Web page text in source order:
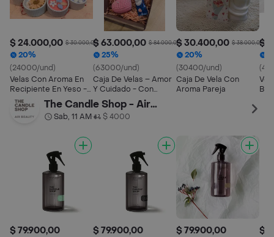
$ 24.000,00 $ 30.000,00
20%
(24000/und)
Velas Con Aroma En
Recipiente En Yeso -
Una Unidad
$ 63.000,00 $ 84.000,00
25%
(63000/und)
Caja De Velas – Amor
Y Cuidado - Con
Aroma
$ 30.400,00 $ 38.000,00
20%
(30400/und)
Caja De Vela Con
Aroma Pareja
$
The Candle Shop - Air Beauty OF 202
Sab, 11 AM• $ 4000
$ 79.900,00 $ 79.900,00 $ 79.900,00 $